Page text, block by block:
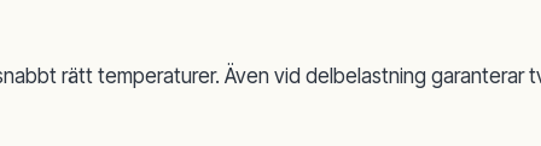
rätt temperaturer. Även vid delbelastning garanterar